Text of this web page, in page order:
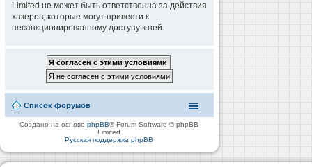
Limited не может быть ответственна за действия
хакеров, которые могут привести к
несанкционированному доступу к ней.
Список форумов
Создано на основеphpBB® Forum Software © phpBB
Limited
Русская поддержка phpBB